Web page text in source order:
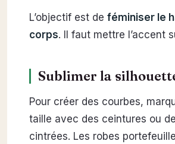
L’objectif est de féminiser le
corps. Il faut mettre l’accent
Sublimer la
Pour créer des courbes,
taille avec des ceintures ou
cintrées. Les robes